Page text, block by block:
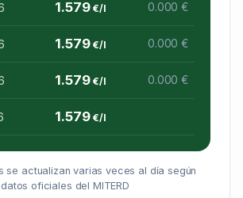
1.579€/l 0.000 €
1.579€/l 0.000 €
1.579€/l 0.000 €
1.579€/l
se actualizan varias veces al día según
datos oficiales del MITERD